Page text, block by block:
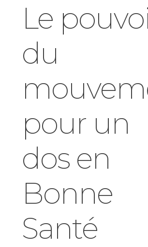
Le
du
pour un
dos en
Bonne
Santé